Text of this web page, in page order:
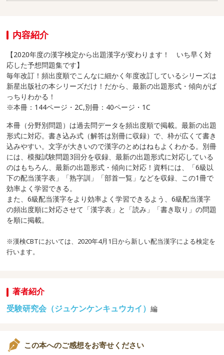
内容紹介
【2020年度の漢字検定から出題漢字が変わります！ いち早く対
応した予想問題集です】
毎年改訂！頻出度順でこんなに細かく年度改訂しているシリーズは
新星出版社の本シリーズだけ！だから、最新の出題形式・傾向がば
っちりわかる！
※本冊：144ページ・2C,別冊：40ページ・1C
本冊（分野別問題）は過去問データを頻出度順で掲載。最新の出題
形式に対応。書き込み式（解答は別冊に収録）で、枠が広くて書き
込みやすい。文字が大きいので漢字のとめはねもよくわかる。別冊
には、模擬試験問題3回分を収録、最新の出題形式に対応している
のはもちろん、最新の出題形式・傾向に対応！資料には、「6級以
下の配当漢字表」「熟字訓」「部首一覧」などを収録、この1冊で
効率よく学習できる。
また、6級配当漢字をより効率よく学習できるよう、6級配当漢字
の頻出度順に対応させて「漢字表」と「読み」「書き取り」の問題
を順に掲載。
※漢検CBTにおいては、2020年4月1日から新しい配当漢字による検定を
行います。
著者紹介
受験研究会（ジュケンケンキュウカイ）編
この本へのご感想をお寄せください